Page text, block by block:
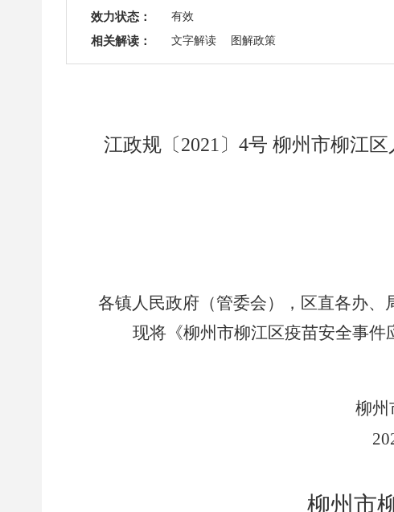
效力状态： 有效
相关解读：
文字解读 图解政策
江政规〔2021〕4号 柳州市柳江
各镇人民政府（管委会），区直各办、
现将《柳州市柳江区疫苗安全事件
柳州
柳州市